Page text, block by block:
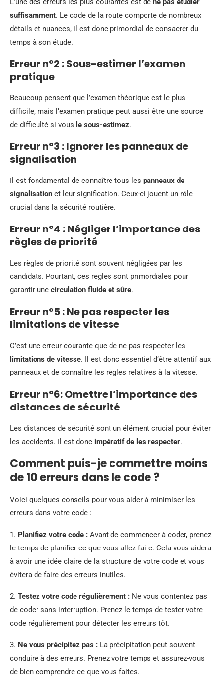
suffisamment. Le code de la route comporte de nombreux
détails et nuances, il est donc primordial de consacrer du
temps à son étude.
Erreur n°2 : Sous-estimer l’examen
pratique
Beaucoup pensent que l’examen théorique est le plus
difficile, mais l’examen pratique peut aussi être une source
de difficulté si vous le sous-estimez.
Erreur n°3 : Ignorer les panneaux de
signalisation
Il est fondamental de connaître tous les panneaux de
signalisation et leur signification. Ceux-ci jouent un rôle
crucial dans la sécurité routière.
Erreur n°4 : Négliger l’importance des
règles de priorité
Les règles de priorité sont souvent négligées par les
candidats. Pourtant, ces règles sont primordiales pour
garantir une circulation fluide et sûre.
Erreur n°5 : Ne pas respecter les
limitations de vitesse
C’est une erreur courante que de ne pas respecter les
limitations de vitesse. Il est donc essentiel d’être attentif aux
panneaux et de connaître les règles relatives à la vitesse.
Erreur n°6: Omettre l’importance des
distances de sécurité
Les distances de sécurité sont un élément crucial pour éviter
les accidents. Il est donc impératif de les respecter.
Comment puis-je commettre moins
de 10 erreurs dans le code ?
Voici quelques conseils pour vous aider à minimiser les
erreurs dans votre code :
1. Planifiez votre code : Avant de commencer à coder, prenez
le temps de planifier ce que vous allez faire. Cela vous aidera
à avoir une idée claire de la structure de votre code et vous
évitera de faire des erreurs inutiles.
2. Testez votre code régulièrement : Ne vous contentez pas
de coder sans interruption. Prenez le temps de tester votre
code régulièrement pour détecter les erreurs tôt.
3. Ne vous précipitez pas : La précipitation peut souvent
conduire à des erreurs. Prenez votre temps et assurez-vous
de bien comprendre ce que vous faites.